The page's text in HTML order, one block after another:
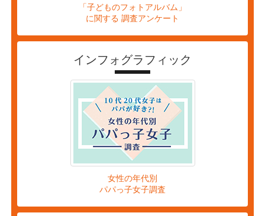
「子どものフォトアルバム」
に関する 調査アンケート
インフォグラフィック
女性の年代別
パパっ子女子調査